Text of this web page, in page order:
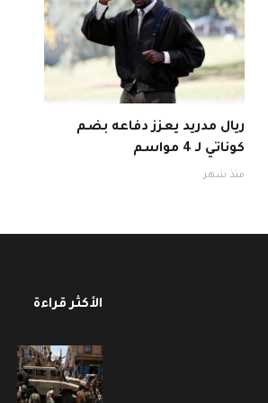
ريال مدريد يعزز دفاعه بضم
كوناتي لـ 4 مواسم
منذ شهر
الأكثر قراءة